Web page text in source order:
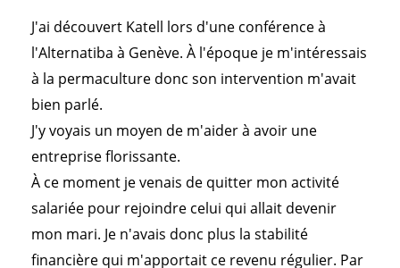
J'ai découvert Katell lors d'une conférence à
l'Alternatiba à Genève. À l'époque je m'intéressais
à la permaculture donc son intervention m'avait
bien parlé.
J'y voyais un moyen de m'aider à avoir une
entreprise florissante.
À ce moment je venais de quitter mon activité
salariée pour rejoindre celui qui allait devenir
mon mari. Je n'avais donc plus la stabilité
financière qui m'apportait ce revenu régulier. Par